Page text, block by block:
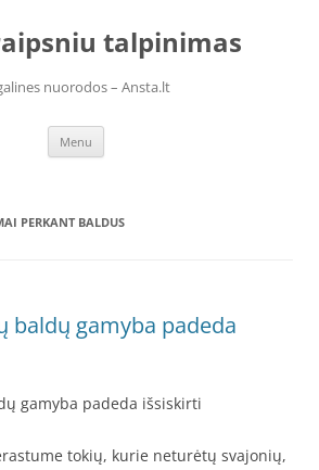
talpinimas
nuorodos – Ansta.lt
Menu
PERKANT BALDUS
baldų gamyba padeda
gamyba padeda išsiskirti
tokių, kurie neturėtų svajonių,